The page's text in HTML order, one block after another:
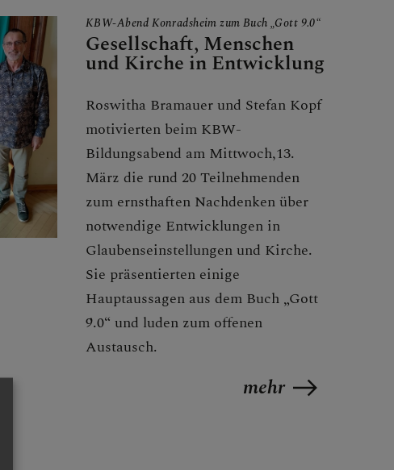
KBW-Abend Konradsheim zum Buch „Gott 9.0“
Gesellschaft, Menschen
und Kirche in Entwicklung
Roswitha Bramauer und Stefan Kopf
motivierten beim KBW-
Bildungsabend am Mittwoch,13.
März die rund 20 Teilnehmenden
zum ernsthaften Nachdenken über
notwendige Entwicklungen in
Glaubenseinstellungen und Kirche.
Sie präsentierten einige
Hauptaussagen aus dem Buch „Gott
9.0“ und luden zum offenen
Austausch.
mehr